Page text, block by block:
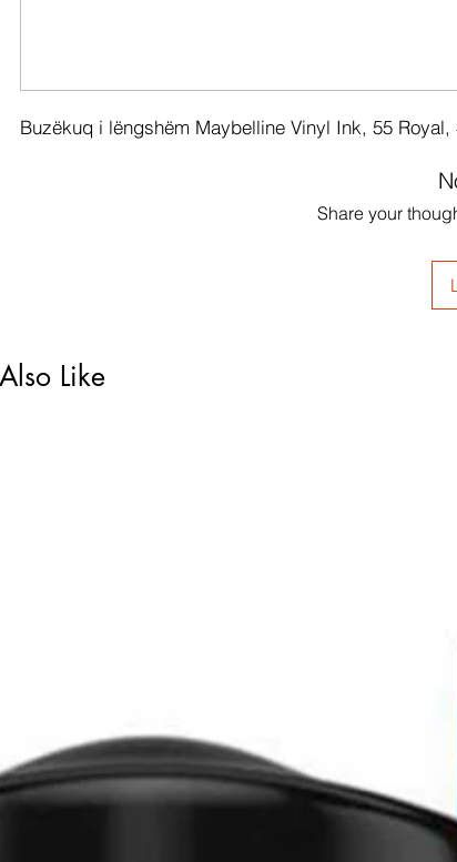
Buzëkuq i lëngshëm Maybelline Vinyl Ink, 55 Royal,
Share your
Like